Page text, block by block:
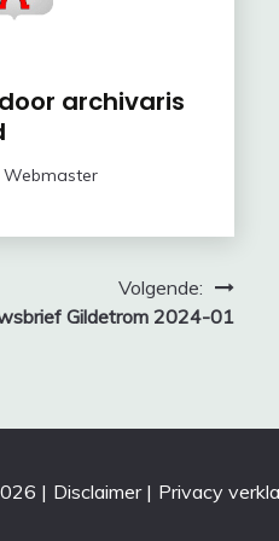
archivaris
Webmaster
Volgende:
Gildetrom 2024-01
| Disclaimer| Privacy